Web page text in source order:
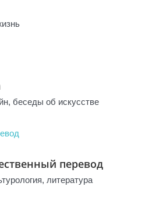
беседы об искусстве
перевод
литература